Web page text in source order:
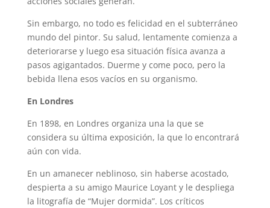
Sin embargo, no todo es felicidad en el subterráneo
mundo del pintor. Su salud, lentamente comienza a
deteriorarse y luego esa situación física avanza a
pasos agigantados. Duerme y come poco, pero la
bebida llena esos vacíos en su organismo.
En Londres
En 1898, en Londres organiza una la que se
considera su última exposición, la que lo encontrará
aún con vida.
En un amanecer neblinoso, sin haberse acostado,
despierta a su amigo Maurice Loyant y le despliega
la litografía de “Mujer dormida”. Los críticos